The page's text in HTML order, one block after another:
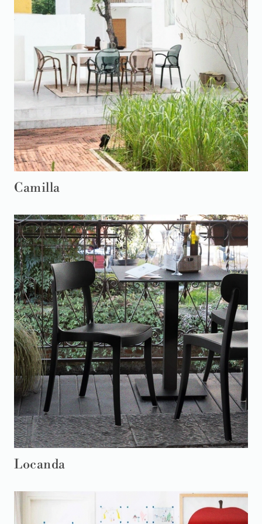
Camilla
Locanda